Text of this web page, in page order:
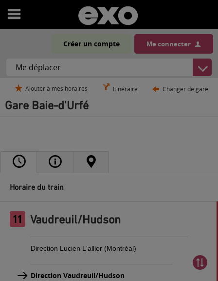
Ouvrir
menu
Créer un compte Me connecter
Ajouter à mes horaires Itinéraire Changer de gare
Gare Baie-d'Urfé
Horaire du train
Vaudreuil/Hudson
Direction Lucien L'allier (Montréal)
Direction Vaudreuil/Hudson